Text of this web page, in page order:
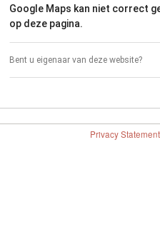
Google Maps kan niet correct
op deze pagina.
Bent u eigenaar van deze website?
Privacy Statement